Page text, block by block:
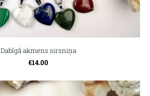
Dabīgā akmens sirsniņa
€14.00